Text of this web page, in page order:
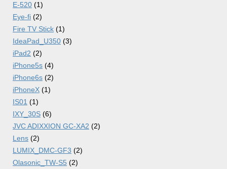
E-520 (1)
Eye-fi (2)
Fire TV Stick (1)
IdeaPad_U350 (3)
iPad2 (2)
iPhone5s (4)
iPhone6s (2)
iPhoneX (1)
IS01 (1)
IXY_30S (6)
JVC ADIXXION GC-XA2 (2)
Lens (2)
LUMIX_DMC-GF3 (2)
Olasonic_TW-S5 (2)